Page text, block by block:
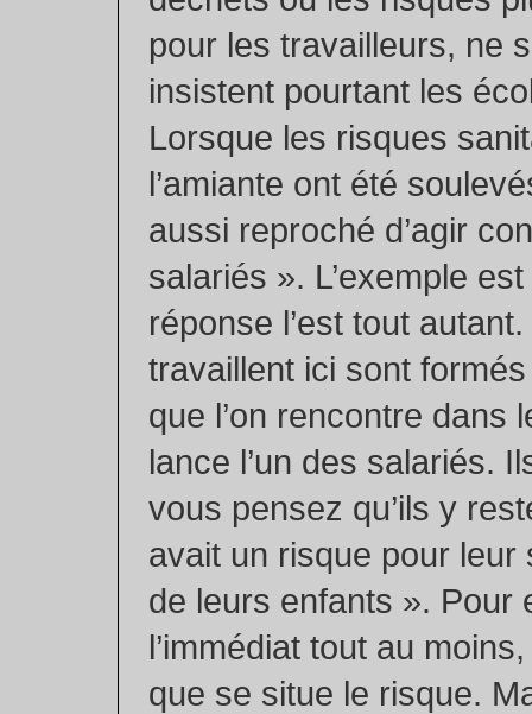
pour les travailleurs, ne
insistent pourtant les
Lorsque les risques
l’amiante ont été
aussi reproché d’agir
salariés ». L’exemple
réponse l’est tout
travaillent ici sont
que l’on rencontre dans
lance l’un des salariés.
vous pensez qu’ils y
avait un risque pour leur
de leurs enfants ». Pour
l’immédiat tout au
que se situe le risque.